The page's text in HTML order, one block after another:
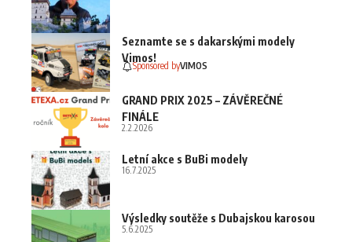
Seznamte se s dakarskými modely
Vimos!
Sponsored byVIMOS
GRAND PRIX 2025 – ZÁVĚREČNÉ
FINÁLE
2.2.2026
Letní akce s BuBi modely
16.7.2025
Výsledky soutěže s Dubajskou karosou
5.6.2025